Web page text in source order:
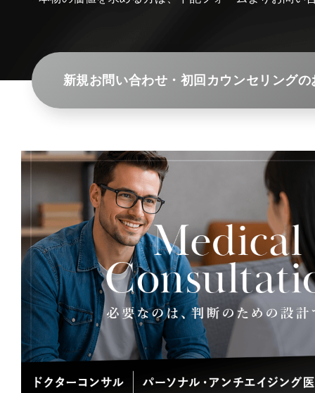
新規お問い合わせ・初回カウンセリングの